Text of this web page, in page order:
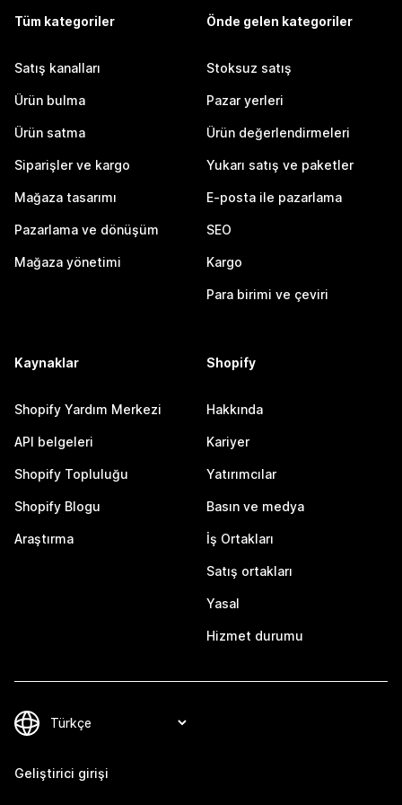
Tüm kategoriler
Satış kanalları
Ürün bulma
Ürün satma
Siparişler ve kargo
Mağaza tasarımı
Pazarlama ve dönüşüm
Mağaza yönetimi
Önde gelen kategoriler
Stoksuz satış
Pazar yerleri
Ürün değerlendirmeleri
Yukarı satış ve paketler
E-posta ile pazarlama
SEO
Kargo
Para birimi ve çeviri
Kaynaklar
Shopify Yardım Merkezi
API belgeleri
Shopify Topluluğu
Shopify Blogu
Araştırma
Shopify
Hakkında
Kariyer
Yatırımcılar
Basın ve medya
İş Ortakları
Satış ortakları
Yasal
Hizmet durumu
Geliştirici girişi